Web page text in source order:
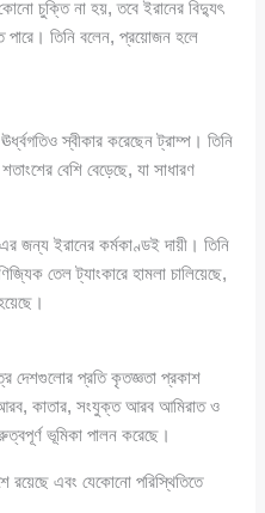
চুক্তি না হয়, তবে ইরানের বিদ্যুৎ
পারে। তিনি বলেন, প্রয়োজন হলে
স্বীকার করেছেন ট্রাম্প। তিনি
বেশি বেড়েছে, যা সাধারণ
জন্য ইরানের কর্মকাণ্ডই দায়ী। তিনি
তেল ট্যাংকারে হামলা চালিয়েছে,
দেশগুলোর প্রতি কৃতজ্ঞতা প্রকাশ
আরব, কাতার, সংযুক্ত আরব আমিরাত ও
ভূমিকা পালন করেছে।
রয়েছে এবং যেকোনো পরিস্থিতিতে